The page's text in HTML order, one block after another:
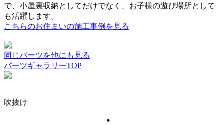
で、小屋裏収納としてだけでなく、お子様の遊び場所として
も活躍します。
こちらのお住まいの施工事例を見る
同じパーツを他にも見る
パーツギャラリーTOP
吹抜け